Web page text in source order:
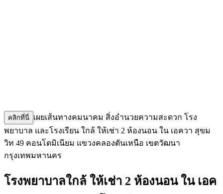
คลิกที่นี่ เผยเส้นทางคมนาคม สิ่งอำนวยความสะดวก โรง
พยาบาล และโรงเรียน ใกล้ ให้เช่า 2 ห้องนอน ใน เอควา สุขม
วิท 49 คอนโดมิเนียม แขวงคลองตันเหนือ เขตวัฒนา
กรุงเทพมหานคร
โรงพยาบาลใกล้ ให้เช่า 2 ห้องนอน ใน เอค